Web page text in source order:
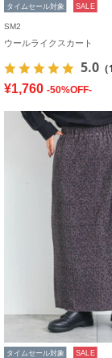
タイムセール対象 SALE
SM2
ウールライクスカート
5.0
¥1,760 -50%OFF-
タイムセール対象 SALE